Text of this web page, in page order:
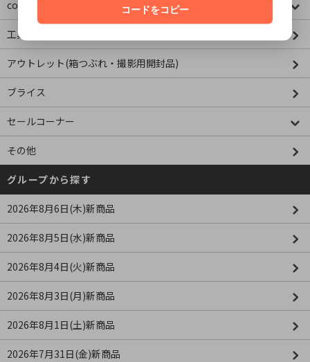
concombre コンコンブル
工具・資材
アウトレット(箱つぶれ・撮影用開封品)
ブライス
セールコーナー
その他
グループから探す
2026年8月6日(木)新商品
2026年8月5日(水)新商品
2026年8月4日(火)新商品
2026年8月3日(月)新商品
2026年8月1日(土)新商品
2026年7月31日(金)新商品
コードをコピー